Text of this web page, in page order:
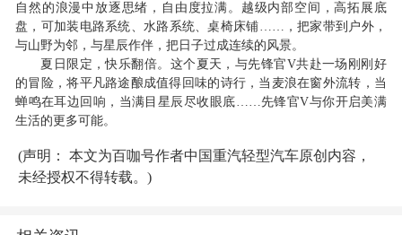
自然的浪漫中放逐思绪，自由度拉满。越级内部空间，高拓展底
盘， 可加装电路系统、水路系统、桌椅床铺…… ，把家带到户外，
与山野为邻，与星辰作伴，把日子过成连续的风景。
夏日限定，快乐翻倍。这个夏天，与先锋官V共赴一场刚刚好
的冒险，将平凡路途酿成值得回味的诗行，当麦浪在窗外流转，当
蝉鸣在耳边回响，当满目星辰尽收眼底……先锋官V与你开启美满
生活的更多可能。
(声明： 本文为百咖号作者中国重汽轻型汽车原创内容，
未经授权不得转载。)